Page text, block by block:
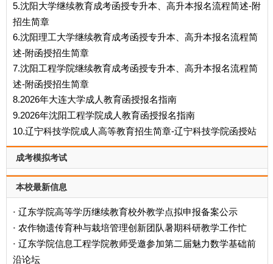
5.沈阳大学继续教育成考函授专升本、高升本报名流程简述-附
招生简章
6.沈阳理工大学继续教育成考函授专升本、高升本报名流程简
述-附函授招生简章
7.沈阳工程学院继续教育成考函授专升本、高升本报名流程简
述-附函授招生简章
8.2026年大连大学成人教育函授报名指南
9.2026年沈阳工程学院成人教育函授报名指南
10.辽宁科技学院成人高等教育招生简章-辽宁科技学院函授站
成考模拟考试
本校最新信息
· 辽东学院高等学历继续教育校外教学点拟申报备案公示
· 农作物遗传育种与栽培管理创新团队暑期科研教学工作忙
· 辽东学院信息工程学院教师受邀参加第二届魅力数学基础前
沿论坛